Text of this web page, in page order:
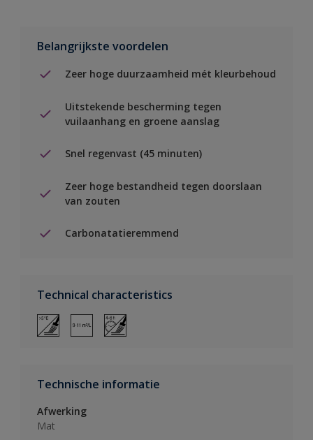
Belangrijkste voordelen
Zeer hoge duurzaamheid mét kleurbehoud
Uitstekende bescherming tegen
vuilaanhang en groene aanslag
Snel regenvast (45 minuten)
Zeer hoge bestandheid tegen doorslaan
van zouten
Carbonatatieremmend
Technical characteristics
Technische informatie
Afwerking
Mat